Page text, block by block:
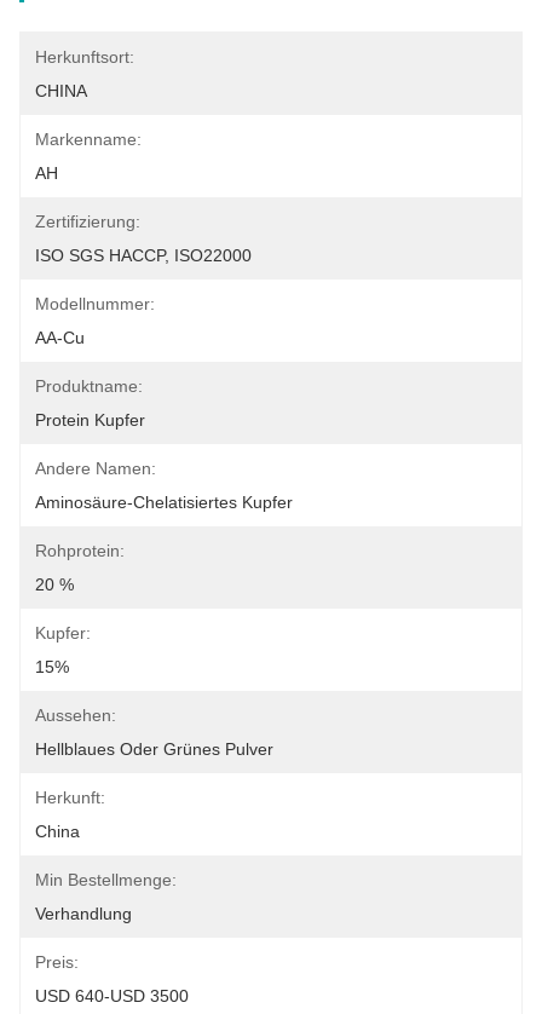
Herkunftsort:
CHINA
Markenname:
AH
Zertifizierung:
ISO SGS HACCP, ISO22000
Modellnummer:
AA-Cu
Produktname:
Protein Kupfer
Andere Namen:
Aminosäure-Chelatisiertes Kupfer
Rohprotein:
20 %
Kupfer:
15%
Aussehen:
Hellblaues Oder Grünes Pulver
Herkunft:
China
Min Bestellmenge:
Verhandlung
Preis:
USD 640-USD 3500